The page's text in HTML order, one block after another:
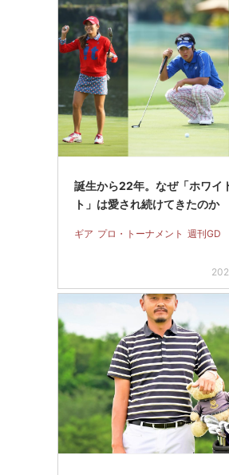
誕生から22年。なぜ「ホワイ
ト」は愛され続けてきたのか
ギア プロ・トーナメント 週刊GD